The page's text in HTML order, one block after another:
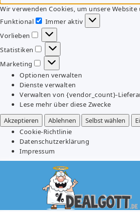
Wir verwenden Cookies, um unsere
Funktional
Funktional
Immer aktiv
Vorlieben
Vorlieben
Statistiken
Statistiken
Marketing
Marketing
Optionen verwalten
Dienste verwalten
Verwalten von {vendor_count}-
Lese mehr über diese Zwecke
Akzeptieren
Ablehnen Selbst wählen
Cookie-Richtlinie
Datenschutzerklärung
Impressum